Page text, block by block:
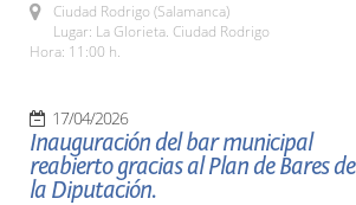
Ciudad Rodrigo (Salamanca)
Lugar: La Glorieta. Ciudad Rodrigo
Hora: 11:00 h.
17/04/2026
Inauguración del bar municipal
reabierto gracias al Plan de Bares de
la Diputación.